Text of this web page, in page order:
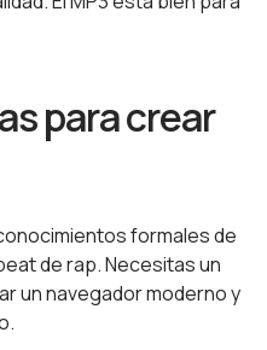
para crear
formales de
de rap. Necesitas un
un navegador moderno y